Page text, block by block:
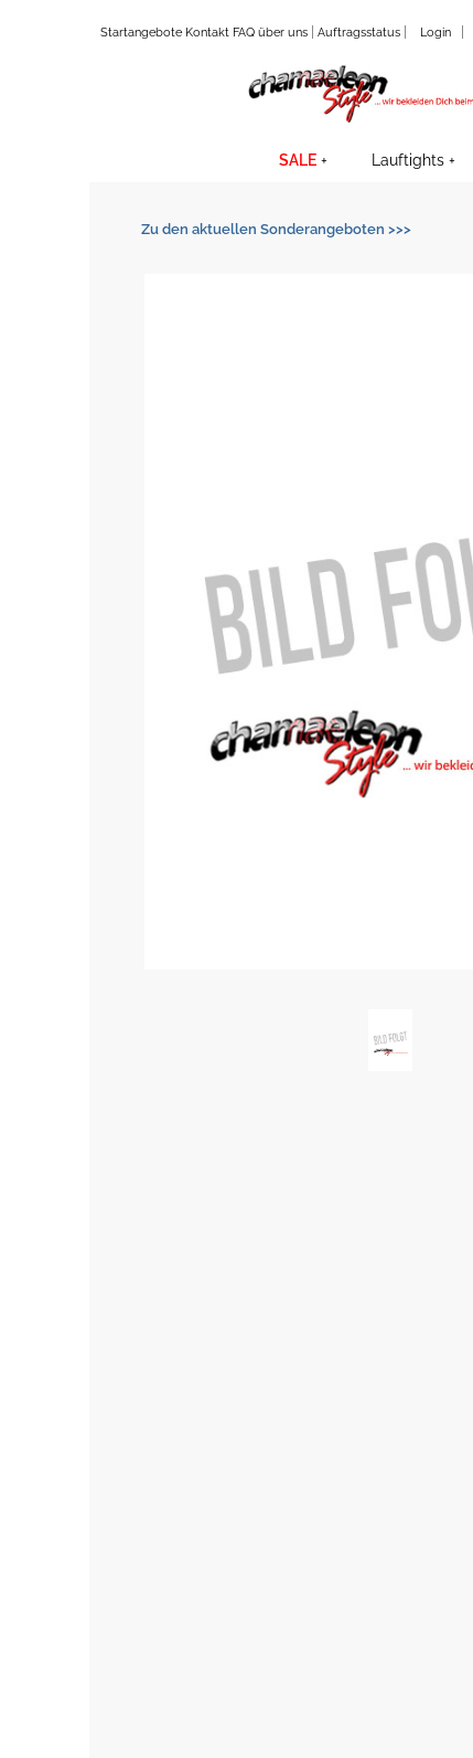
StartangeboteKontaktFAQüber uns Auftragsstatus Login
SALE Lauftights
Zu den aktuellen Sonderangeboten >>>